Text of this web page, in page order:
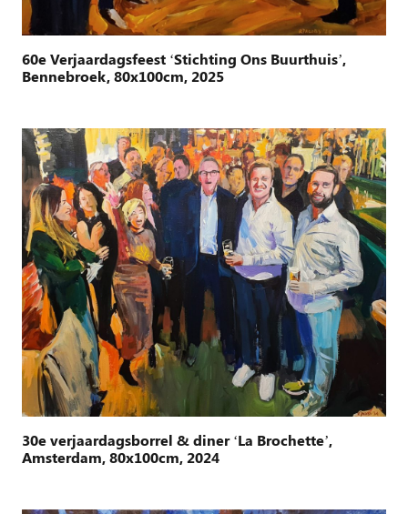
60e Verjaardagsfeest ‘Stichting Ons Buurthuis’,
Bennebroek, 80x100cm, 2025
30e verjaardagsborrel & diner ‘La Brochette’,
Amsterdam, 80x100cm, 2024